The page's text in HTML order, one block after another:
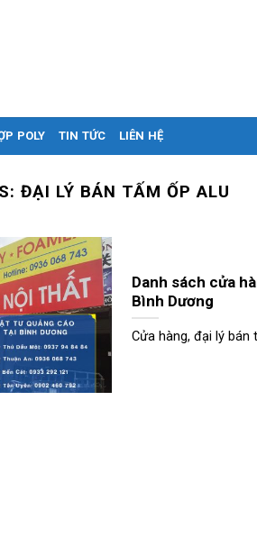
POLY TIN TỨC LIÊN HỆ
ĐẠI LÝ BÁN TẤM ỐP ALU
Danh sách cửa
Bình Dương
Cửa hàng, đại lý bán